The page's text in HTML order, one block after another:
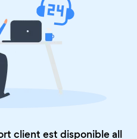
client est disponible all